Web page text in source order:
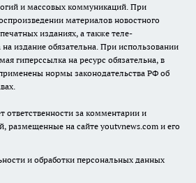
и массовых коммуникаций. При
материалов новостного
изданиях, а также теле-
издание обязательна. При использовании
гиперссылка на ресурс обязательна, в
нормы законодательства РФ об
ответственности за комментарии и
размещенные на сайте youtvnews.com и его
и обработки персональных данных